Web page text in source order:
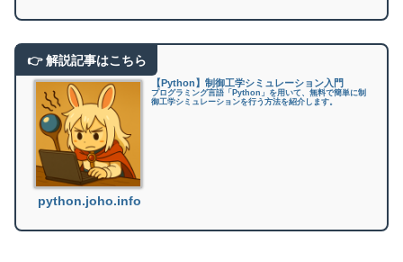
【Python】制御工学シミュレーション入門
プログラミング言語「Python」を用いて、無料で簡単に制
御工学シミュレーションを行う方法を紹介します。
python.joho.info